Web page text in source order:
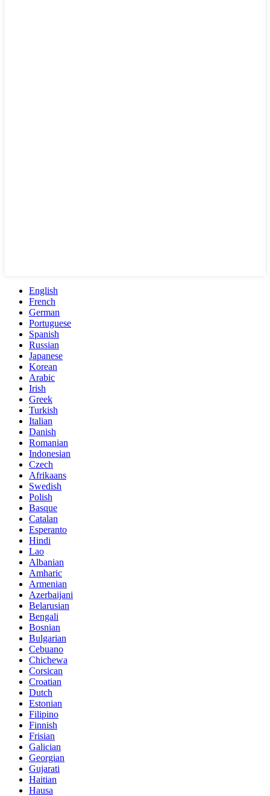
English
French
German
Portuguese
Spanish
Russian
Japanese
Korean
Arabic
Irish
Greek
Turkish
Italian
Danish
Romanian
Indonesian
Czech
Afrikaans
Swedish
Polish
Basque
Catalan
Esperanto
Hindi
Lao
Albanian
Amharic
Armenian
Azerbaijani
Belarusian
Bengali
Bosnian
Bulgarian
Cebuano
Chichewa
Corsican
Croatian
Dutch
Estonian
Filipino
Finnish
Frisian
Galician
Georgian
Gujarati
Haitian
Hausa